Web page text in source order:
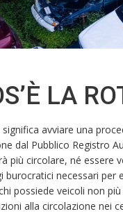
LA
significa avviare una
dal Pubblico Registro
più circolare, né essere
burocratici necessari
possiede veicoli non
alla circolazione nei